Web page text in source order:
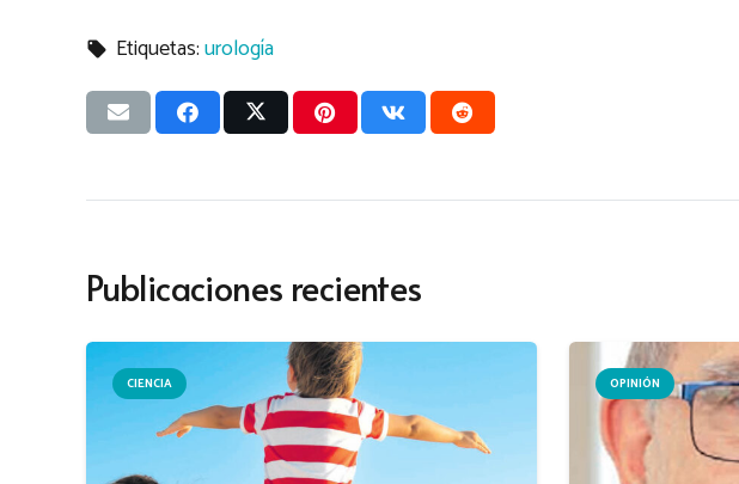
local_offer Etiquetas:urología
Publicaciones recientes
CIENCIA OPINIÓN